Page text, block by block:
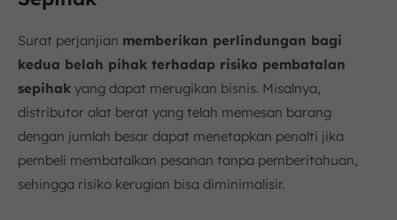
Surat perjanjian memberikan perlindungan bagi
kedua belah pihak terhadap risiko pembatalan
sepihak yang dapat merugikan bisnis. Misalnya,
distributor alat berat yang telah memesan barang
dengan jumlah besar dapat menetapkan penalti jika
pembeli membatalkan pesanan tanpa pemberitahuan,
sehingga risiko kerugian bisa diminimalisir.